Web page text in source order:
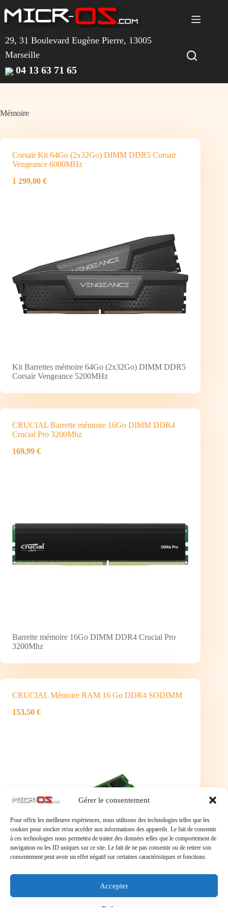
Gérer le consentement
Pour offrir les meilleures expériences, nous utilisons des technologies telles que les
cookies pour stocker et/ou accéder aux informations des appareils. Le fait de consentir
à ces technologies nous permettra de traiter des données telles que le comportement de
navigation ou les ID uniques sur ce site. Le fait de ne pas consentir ou de retirer son
consentement peut avoir un effet négatif sur certaines caractéristiques et fonctions.
Accepter
Refuser
au
contenu
29, 31 Boulevard Eugène Pierre, 13005
Marseille
04 13 63 71 65
Mémoire
Corsair Kit 64Go (2x32Go) DIMM DDR5 Corsair
Vengeance 6000MHz
1 299,00 €
Kit Barrettes mémoire 64Go (2x32Go) DIMM DDR5
Corsair Vengeance 5200MHz
CRUCIAL Barrette mémoire 16Go DIMM DDR4
Crucial Pro 3200Mhz
169,99 €
Barrette mémoire 16Go DIMM DDR4 Crucial Pro
3200Mhz
CRUCIAL Mémoire RAM 16 Go DDR4 SODIMM
153,50 €
SODIMM 16Go DDR4 en 3200Mhz